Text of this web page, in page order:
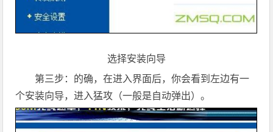
选择安装向导
第三步：的确，在进入界面后，你会看到左边有一
个安装向导，进入猛攻（一般是自动弹出）。